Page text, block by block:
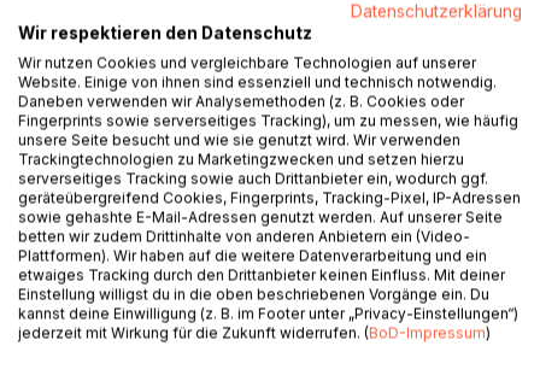
Imagination, Intuition und künstlerische Freiheit und
inspiriert Leserinnen und Leser, selbst kreativ zu werden.
Ideal für alle, die Poesie lieben und dabei etwas Neues
ausprobieren möchten.
Diese besondere Form der Integralen Imaginationslyrik lädt
dazu ein, aus einer einzigen Zeile oder einem Abschnitt ein
inneres Bild entstehen zu lassen im Kopf, im Herzen oder
sogar auf Papier. Die Autorin empfiehlt, den Text beim
Lesen nicht nur zu erfassen, sondern zu erleben: Düfte,
Klänge, Stimmungen und Emotionen wahrzunehmen und
sich Zeit für das Eintauchen in diese poetische Erfahrung
zu nehmen.
Datenschutzerklärung
Wir respektieren den Datenschutz
Wir nutzen Cookies und vergleichbare Technologien auf unserer
Website. Einige von ihnen sind essenziell und technisch notwendig.
Daneben verwenden wir Analysemethoden (z. B. Cookies oder
Fingerprints sowie serverseitiges Tracking), um zu messen, wie häufig
unsere Seite besucht und wie sie genutzt wird. Wir verwenden
Trackingtechnologien zu Marketingzwecken und setzen hierzu
serverseitiges Tracking sowie auch Drittanbieter ein, wodurch ggf.
geräteübergreifend Cookies, Fingerprints, Tracking-Pixel, IP-Adressen
sowie gehashte E-Mail-Adressen genutzt werden. Auf unserer Seite
betten wir zudem Drittinhalte von anderen Anbietern ein (Video-
Plattformen). Wir haben auf die weitere Datenverarbeitung und ein
etwaiges Tracking durch den Drittanbieter keinen Einfluss. Mit deiner
Einstellung willigst du in die oben beschriebenen Vorgänge ein. Du
kannst deine Einwilligung (z. B. im Footer unter „Privacy-Einstellungen“)
jederzeit mit Wirkung für die Zukunft widerrufen. (BoD-Impressum)